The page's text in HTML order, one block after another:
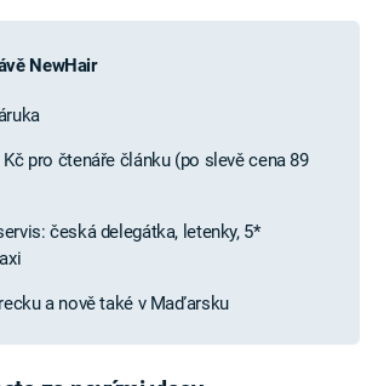
NewHair
Kč pro čtenáře článku (po slevě cena 89
česká delegátka, letenky, 5*
a nově také v Maďarsku